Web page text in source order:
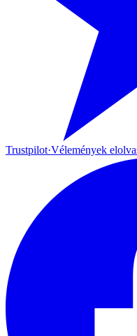
Trustpilot·Vélemények